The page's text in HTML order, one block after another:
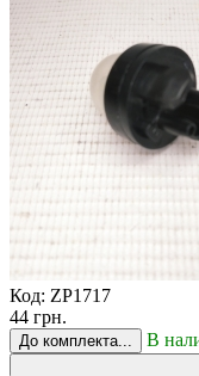
Код: ZP1717
44 грн.
До комплекта... В